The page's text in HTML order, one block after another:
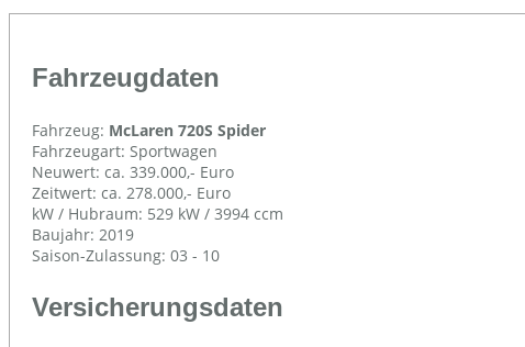
Fahrzeugdaten
Fahrzeug: McLaren 720S Spider
Fahrzeugart: Sportwagen
Neuwert: ca. 339.000,- Euro
Zeitwert: ca. 278.000,- Euro
kW / Hubraum: 529 kW / 3994 ccm
Baujahr: 2019
Saison-Zulassung: 03 - 10
Versicherungsdaten